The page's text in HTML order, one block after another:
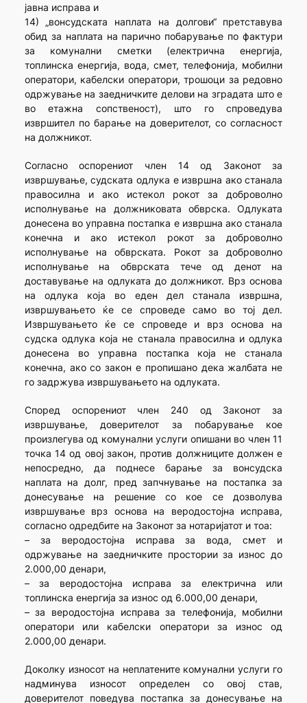
јавна исправа и
14) „вонсудската наплата на долгови“ претставува
обид за наплата на парично побарување по фактури
за комунални сметки (електрична енергија,
топлинска енергија, вода, смет, телефонија, мобилни
оператори, кабелски оператори, трошоци за редовно
одржување на заедничките делови на зградата што е
во етажна сопственост), што го спроведува
извршител по барање на доверителот, со согласност
на должникот.
Согласно оспорениот член 14 од Законот за
извршување, судската одлука е извршна ако станала
правосилна и ако истекол рокот за доброволно
исполнување на должниковата обврска. Одлуката
донесена во управна постапка е извршна ако станала
конечна и ако истекол рокот за доброволно
исполнување на обврската. Рокот за доброволно
исполнување на обврската тече од денот на
доставување на одлуката до должникот. Врз основа
на одлука која во еден дел станала извршна,
извршувањето ќе се спроведе само во тој дел.
Извршувањето ќе се спроведе и врз основа на
судска одлука која не станала правосилна и одлука
донесена во управна постапка која не станала
конечна, ако со закон е пропишано дека жалбата не
го задржува извршувањето на одлуката.
Според оспорениот член 240 од Законот за
извршување, доверителот за побарување кое
произлегува од комунални услуги опишани во член 11
точка 14 од овој закон, против должниците должен е
непосредно, да поднесе барање за вонсудска
наплата на долг, пред запчнување на постапка за
донесување на решение со кое се дозволува
извршување врз основа на веродостојна исправа,
согласно одредбите на Законот за нотаријатот и тоа:
– за веродостојна исправа за вода, смет и
одржување на заедничките простории за износ до
2.000,00 денари,
– за веродостојна исправа за електрична или
топлинска енергија за износ од 6.000,00 денари,
– за веродостојна исправа за телефонија, мобилни
оператори или кабелски оператори за износ од
2.000,00 денари.
Доколку износот на неплатените комунални услуги го
надминува износот определен со овој став,
доверителот поведува постапка за донесување на